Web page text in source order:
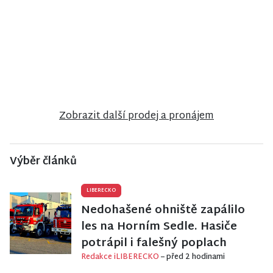
Zobrazit další prodej a pronájem
Výběr článků
LIBERECKO
Nedohašené ohniště zapálilo
les na Horním Sedle. Hasiče
potrápil i falešný poplach
Redakce iLIBERECKO– před 2 hodinami